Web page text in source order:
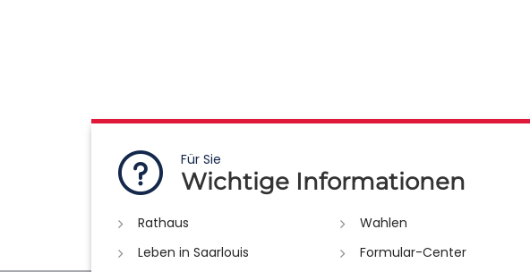
Für Sie
Wichtige Informationen
Rathaus
Wahlen
Leben in Saarlouis
Formular-Center